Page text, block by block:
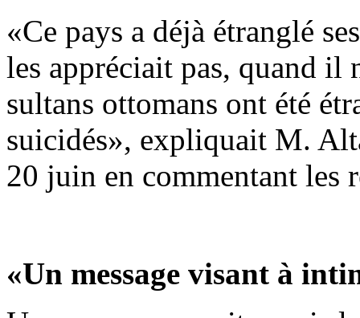
«Ce pays a déjà étranglé
les appréciait pas, quand
sultans ottomans ont été
suicidés», expliquait M.
20 juin en commentant les
«Un message visant à